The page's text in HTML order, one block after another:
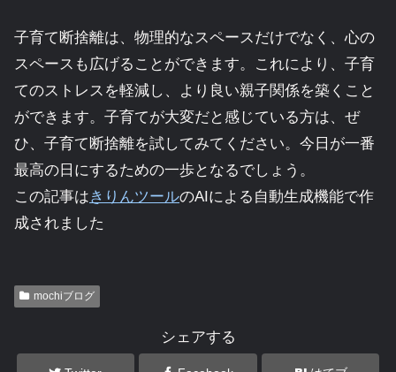
子育て断捨離は、物理的なスペースだけでなく、心の
スペースも広げることができます。これにより、子育
てのストレスを軽減し、より良い親子関係を築くこと
ができます。子育てが大変だと感じている方は、ぜ
ひ、子育て断捨離を試してみてください。今日が一番
最高の日にするための一歩となるでしょう。
この記事はきりんツールのAIによる自動生成機能で作
成されました
mochiブログ
シェアする